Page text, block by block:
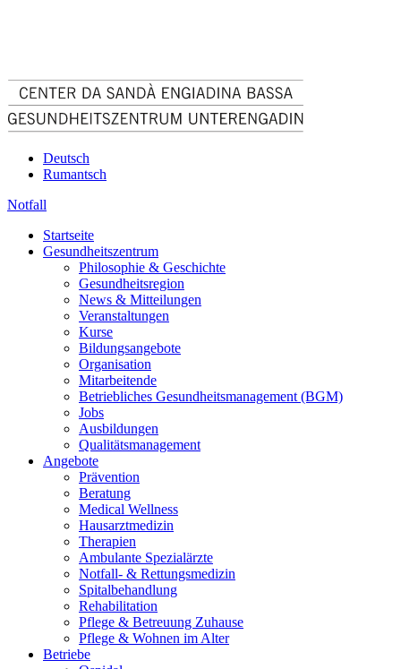
Deutsch
Rumantsch
Notfall
Startseite
Gesundheitszentrum
Philosophie & Geschichte
Gesundheitsregion
News & Mitteilungen
Veranstaltungen
Kurse
Bildungsangebote
Organisation
Mitarbeitende
Betriebliches Gesundheitsmanagement (BGM)
Jobs
Ausbildungen
Qualitätsmanagement
Angebote
Prävention
Beratung
Medical Wellness
Hausarztmedizin
Therapien
Ambulante Spezialärzte
Notfall- & Rettungsmedizin
Spitalbehandlung
Rehabilitation
Pflege & Betreuung Zuhause
Pflege & Wohnen im Alter
Betriebe